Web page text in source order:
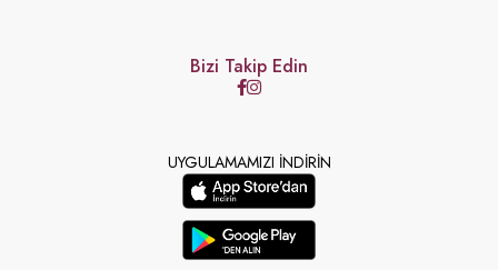
Bizi Takip Edin
UYGULAMAMIZI İNDİRİN